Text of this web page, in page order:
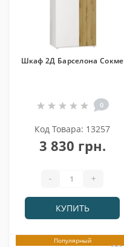
Шкаф 2Д Барселона Сокме
0
Код Товара: 13257
3 830 грн.
- +
КУПИТЬ
Популярный